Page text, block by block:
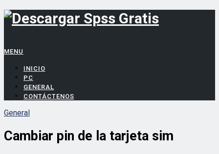
MENU
INICIO
PC
GENERAL
CONTÁCTENOS
General
Cambiar pin de la tarjeta sim